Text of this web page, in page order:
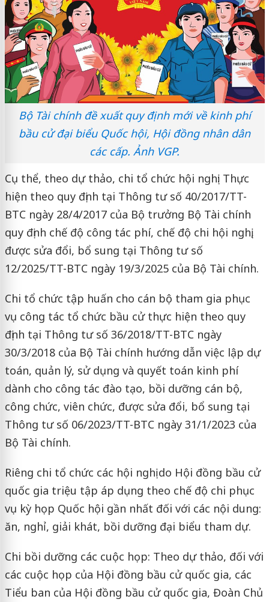
Bộ Tài chính đề xuất quy định mới về kinh phí
bầu cử đại biểu Quốc hội, Hội đồng nhân dân
các cấp. Ảnh VGP.
Cụ thể, theo dự thảo, chi tổ chức hội nghị: Thực
hiện theo quy định tại Thông tư số 40/2017/TT-
BTC ngày 28/4/2017 của Bộ trưởng Bộ Tài chính
quy định chế độ công tác phí, chế độ chi hội nghị,
được sửa đổi, bổ sung tại Thông tư số
12/2025/TT-BTC ngày 19/3/2025 của Bộ Tài chính.
Chi tổ chức tập huấn cho cán bộ tham gia phục
vụ công tác tổ chức bầu cử thực hiện theo quy
định tại Thông tư số 36/2018/TT-BTC ngày
30/3/2018 của Bộ Tài chính hướng dẫn việc lập dự
toán, quản lý, sử dụng và quyết toán kinh phí
dành cho công tác đào tạo, bồi dưỡng cán bộ,
công chức, viên chức, được sửa đổi, bổ sung tại
Thông tư số 06/2023/TT-BTC ngày 31/1/2023 của
Bộ Tài chính.
Riêng chi tổ chức các hội nghị do Hội đồng bầu cử
quốc gia triệu tập áp dụng theo chế độ chi phục
vụ kỳ họp Quốc hội gần nhất đối với các nội dung:
ăn, nghỉ, giải khát, bồi dưỡng đại biểu tham dự.
Chi bồi dưỡng các cuộc họp: Theo dự thảo, đối với
các cuộc họp của Hội đồng bầu cử quốc gia, các
Tiểu ban của Hội đồng bầu cử quốc gia, Đoàn Chủ